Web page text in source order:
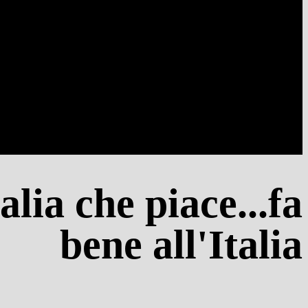
che piace...fa
bene all'Italia